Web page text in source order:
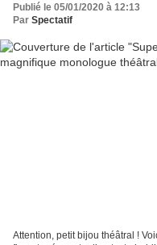
Publié le 05/01/2020 à 12:13
Par Spectatif
Attention, petit bijou théâtral !